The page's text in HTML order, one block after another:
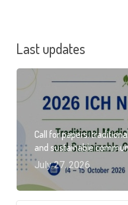
Last updates
Call for papers:
and sustainable
July 27, 2026